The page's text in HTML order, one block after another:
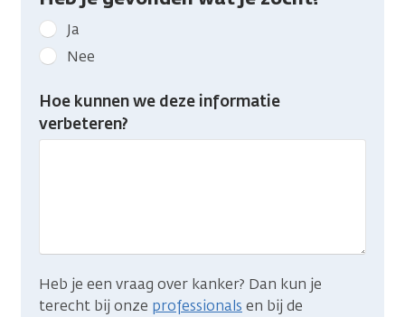
Geef
kanker.nl
feedback:
Heb
je
gevonden
Ja
Nee
Hoe kunnen we deze informatie
verbeteren?
Heb je een vraag over kanker? Dan kun je
terecht bij onze professionals en bij de